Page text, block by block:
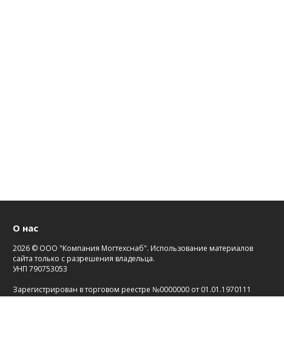
О нас
2026 © ООО "Компания Могтехснаб". Использование материалов
сайта только с разрешения владельца.
УНП 790753053
Зарегистрирован в торговом реестре №0000000 от 01.01.1970111